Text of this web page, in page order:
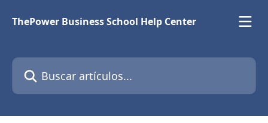
ThePower Business School Help Center
Buscar artículos...